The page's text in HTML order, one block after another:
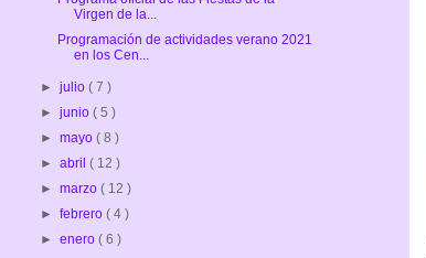
Virgen de la...
Programación de actividades verano 2021
en los Cen...
►julio( 7 )
►junio( 5 )
►mayo( 8 )
►abril( 12 )
►marzo( 12 )
►febrero( 4 )
►enero( 6 )